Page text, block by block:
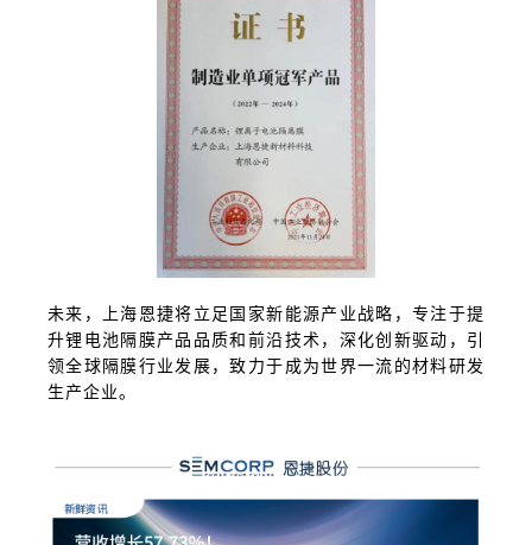
未来，上海恩捷将立足国家新能源产业战略，专注于提
升锂电池隔膜产品品质和前沿技术，深化创新驱动，引
领全球隔膜行业发展，致力于成为世界一流的材料研发
生产企业。